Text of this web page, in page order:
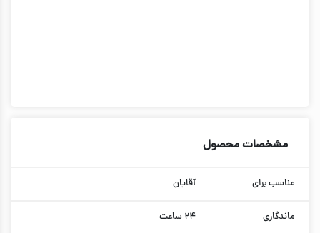
مشخصات محصول
مناسب برای آقایان
ماندگاری ۲۴ ساعت